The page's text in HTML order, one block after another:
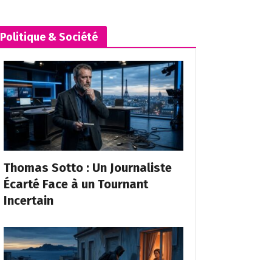
Politique & Société
Thomas Sotto : Un Journaliste
Écarté Face à un Tournant
Incertain